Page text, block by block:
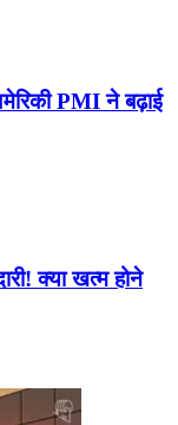
PMI ने बढ़ाई
क्या खत्म होने